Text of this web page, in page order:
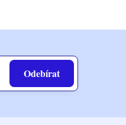
Odebírat